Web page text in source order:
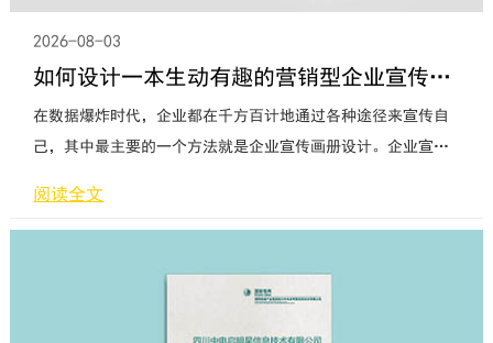
2026-08-03
如何设计一本生动有趣的营销型企业宣传画册
在数据爆炸时代，企业都在千方百计地通过各种途径来宣传自
己，其中最主要的一个方法就是企业宣传画册设计。企业宣传
服务、理念、形象等等。同时，企业宣传画册设计可以传播有
业必不可少的营销利器，当你的业务员离开客户的时候，你留
阅读全文